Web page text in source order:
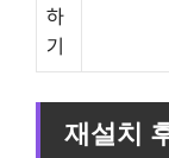
하
기
재설치